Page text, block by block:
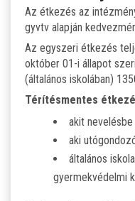
Az étkezés az
gyvtv alapján
Az egyszeri étkezés
október 01-i állapot
(általános iskolában)
Térítésmentes
akit
aki
általános
gyermekvédelmi